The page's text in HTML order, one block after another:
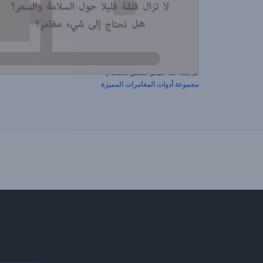
تم إنشاء هذا الفيديو المسبق باستخدام
مجموعة أدوات المغامرات المميزة